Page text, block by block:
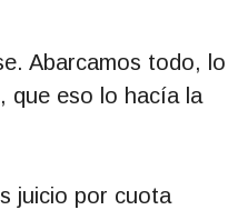
Abarcamos todo, lo
que eso lo hacía la
juicio por cuota